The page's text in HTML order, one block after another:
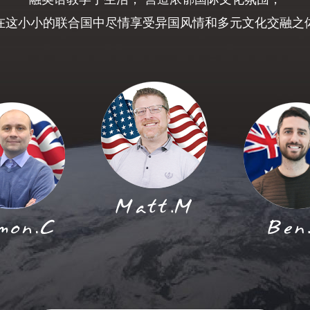
这小小的联合国中尽情享受异国风情和多元文化交融之